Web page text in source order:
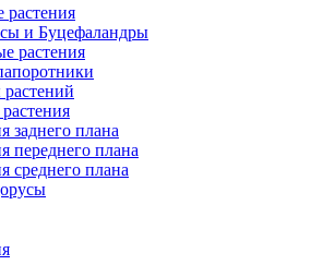
и Буцефаландры
растения
заднего плана
переднего плана
среднего плана